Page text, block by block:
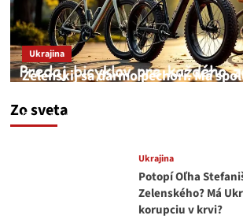
Zo sveta
Ukrajina
Zelenskij sa darmo pechorí. Má
medvedar
Ukrajina
Potopí Oľha
Zelenského? Má
korupciu v krvi?